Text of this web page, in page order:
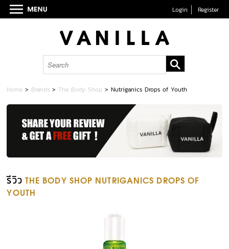
Login Register
Home > Brands >The Body Shop >Nutriganics Drops of Youth
รีวิว THE BODY SHOP NUTRIGANICS DROPS OF
YOUTH